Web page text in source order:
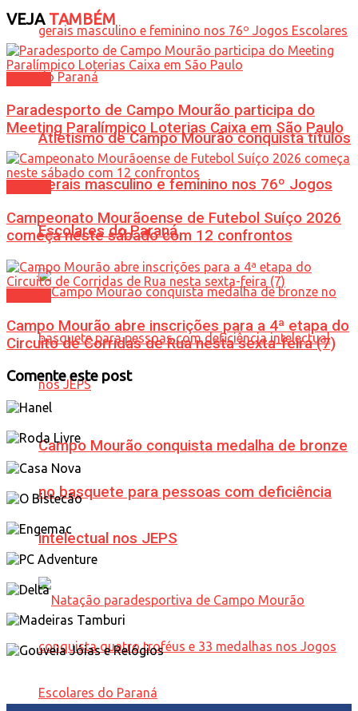
Atletismo de Campo Mourão conquista títulos
gerais masculino e feminino nos 76º Jogos
Escolares do Paraná
Campo Mourão conquista medalha de bronze
no basquete para pessoas com deficiência
intelectual nos JEPS
VEJATAMBÉM
Paradesporto de Campo Mourão participa do
Meeting Paralímpico Loterias Caixa em São Paulo
Campeonato Mourãoense de Futebol Suíço 2026
começa neste sábado com 12 confrontos
Campo Mourão abre inscrições para a 4ª etapa do
Circuito de Corridas de Rua nesta sexta-feira (7)
Comente este post